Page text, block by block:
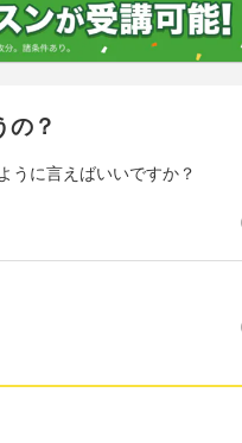
の？
うに言えばいいですか？